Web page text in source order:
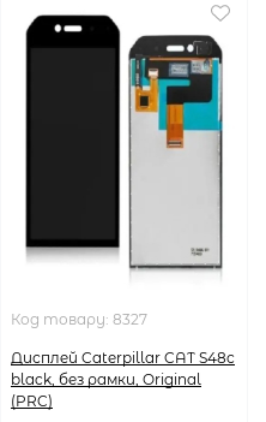
Код товару: 8327
Дисплей Caterpillar CAT S48c
black, без рамки, Original
(PRC)